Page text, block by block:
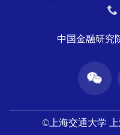
中国金融研究
©上海交通大学